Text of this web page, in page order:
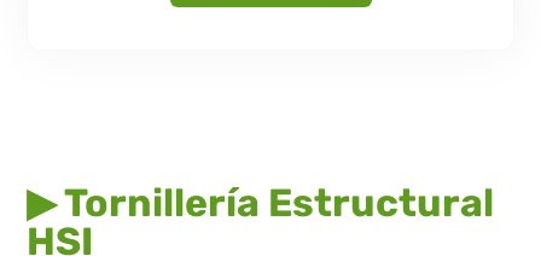
▶ Tornillería Estructural
HSI